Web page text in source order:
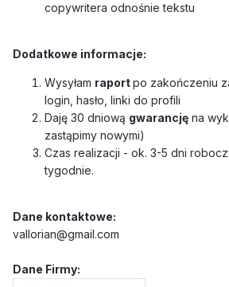
copywritera odnośnie tekstu
Dodatkowe informacje:
Wysyłam raportpo zakończeniu
login, hasło, linki do profili
Daję 30 dniową gwarancję na
zastąpimy nowymi)
Czas realizacji - ok. 3-5 dni
tygodnie.
Dane kontaktowe:
vallorian@gmail.com
Dane Firmy: